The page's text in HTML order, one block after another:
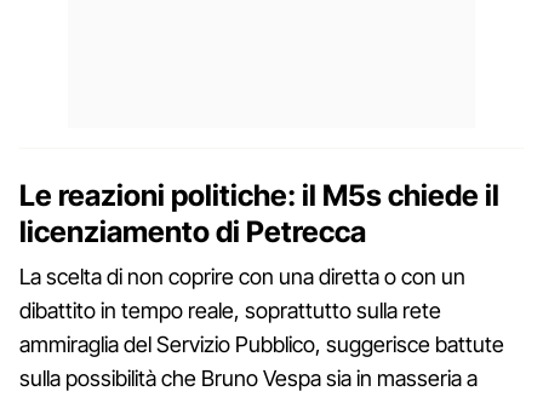
Le reazioni politiche: il M5s chiede il
licenziamento di Petrecca
La scelta di non coprire con una diretta o con un
dibattito in tempo reale, soprattutto sulla rete
ammiraglia del Servizio Pubblico, suggerisce battute
sulla possibilità che Bruno Vespa sia in masseria a